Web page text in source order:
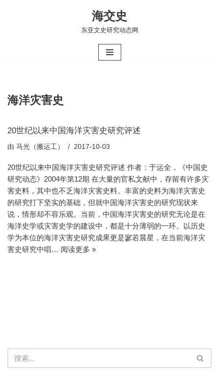
海交史
东亚文史研究动态网
海洋灾害史
20世纪以来中国海洋灾害史研究评述
由 马光（搬运工） 2017-10-03
20世纪以来中国海洋灾害史研究评述 作者：于运全，《中国史
研究动态》2004年第12期 在大量的官私文献中，存留有许多灾
害史料，其中也不乏海洋灾害史料。丰富的史料为海洋灾害史
的研究打下坚实的基础，但就中国海洋灾害史的研究现状来
说，情形却不容乐观。当前，中国海洋灾害史的研究无论是在
海洋史学或灾害史学的建设中，都是十分薄弱的一环。以历史
学为本位的海洋灾害史研究成果更是寥若晨星，在当前海洋灾
害史研究中唱… 阅读更多 »